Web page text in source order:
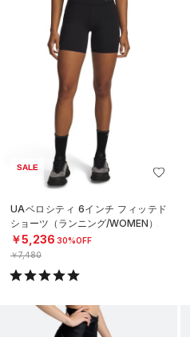
SALE
UAベロシティ 6インチ フィッテド
ショーツ（ランニング/WOMEN）
￥5,236 30%OFF
￥7,480